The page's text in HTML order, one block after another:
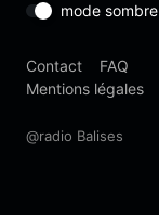
mode sombre
Contact
FAQ
Mentions légales
@radio Balises